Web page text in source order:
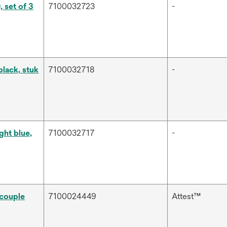
set of 3 7100032723 -
stuk 7100032718 -
blue, 7100032717 -
7100024449 Attest™